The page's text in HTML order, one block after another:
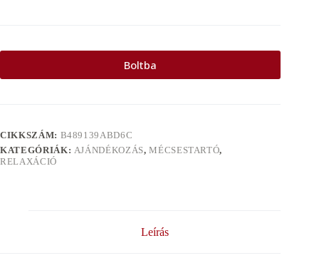
Boltba
CIKKSZÁM: B489139ABD6C
KATEGÓRIÁK: AJÁNDÉKOZÁS,MÉCSESTARTÓ,
RELAXÁCIÓ
Leírás